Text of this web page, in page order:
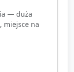
— duża
miejsce na